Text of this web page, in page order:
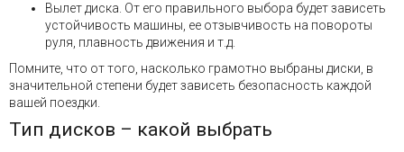
Вылет диска. От его правильного выбора будет зависеть
устойчивость машины, ее отзывчивость на повороты
руля, плавность движения и т.д.
Помните, что от того, насколько грамотно выбраны диски, в
значительной степени будет зависеть безопасность каждой
вашей поездки.
Тип дисков – какой выбрать